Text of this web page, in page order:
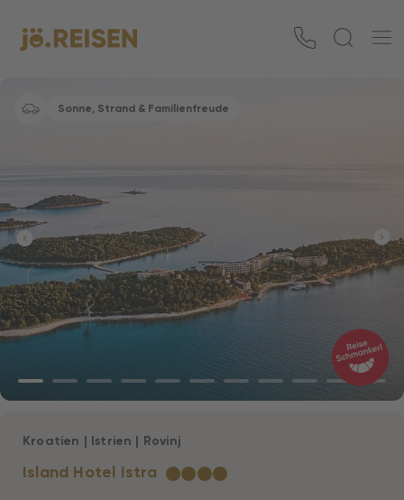
Sonne, Strand & Familienfreude
Island Hotel Istra ★★★★
Kroatien | Istrien | Rovinj